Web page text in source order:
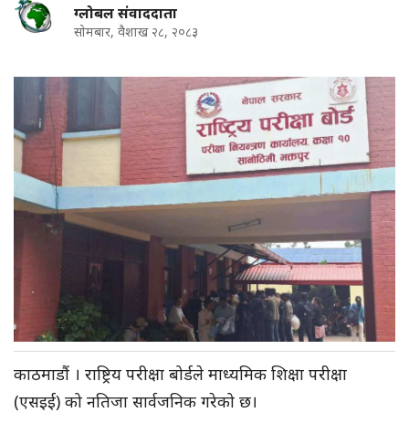
ग्लोबल संवाददाता
सोमबार, वैशाख २८, २०८३
काठमाडौं । राष्ट्रिय परीक्षा बोर्डले माध्यमिक शिक्षा परीक्षा
(एसइई) को नतिजा सार्वजनिक गरेको छ।